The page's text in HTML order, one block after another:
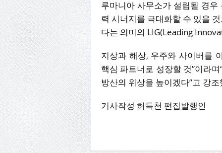
루마니아 사무소가 설립될 경
력 시너지를 극대화할 수 있을
다는 의미의 LIG(Leading
지상과 해상, 우주와 사이버를
핵심 파트너로 성장할 것”이라
방산의 위상을 높이겠다”고 강
기사작성 허득천 편집발행인